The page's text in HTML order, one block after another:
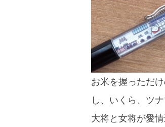
お米を握っただ
し、いくら、ツ
大将と女将が愛